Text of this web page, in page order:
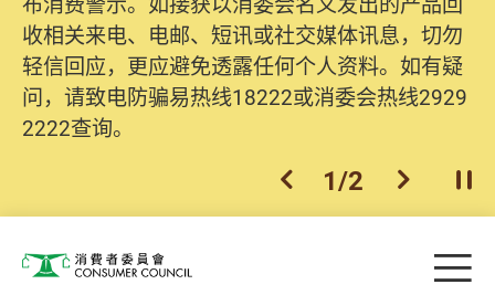
收相关来电、电邮、短讯或社交媒体讯息，切勿
轻信回应，更应避免透露任何个人资料。如有疑
问，请致电防骗易热线18222或消委会热线2929
2222查询。
上一个
1/2 下一个开
消费者委员会 目